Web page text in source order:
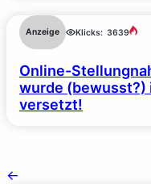
Anzeige Klicks: 3639
Online-
wurde (bewusst?)
versetzt!
←